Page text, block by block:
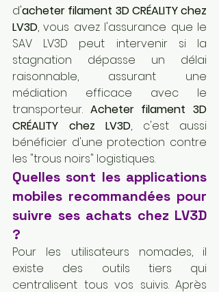
d'acheter filament 3D CRÉALITY chez
LV3D, vous avez l'assurance que le
SAV LV3D peut intervenir si la
stagnation dépasse un délai
raisonnable, assurant une
médiation efficace avec le
transporteur. Acheter filament 3D
CRÉALITY chez LV3D, c'est aussi
bénéficier d'une protection contre
les "trous noirs" logistiques.
Quelles sont les applications
mobiles recommandées pour
suivre ses achats chez LV3D
?
Pour les utilisateurs nomades, il
existe des outils tiers qui
centralisent tous vos suivis. Après